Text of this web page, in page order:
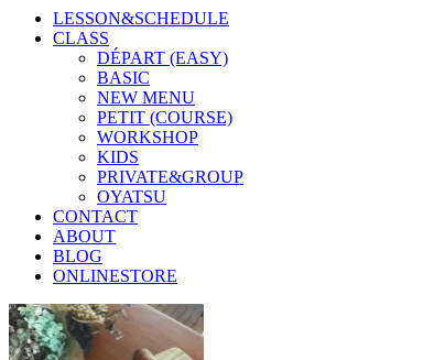
LESSON&SCHEDULE
CLASS
DÉPART (EASY)
BASIC
NEW MENU
PETIT (COURSE)
WORKSHOP
KIDS
PRIVATE&GROUP
OYATSU
CONTACT
ABOUT
BLOG
ONLINESTORE